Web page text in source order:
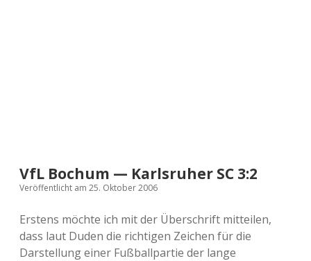
VfL Bochum — Karlsruher SC 3:2
Veröffentlicht am 25. Oktober 2006
Erstens möchte ich mit der Überschrift mitteilen,
dass laut Duden die richtigen Zeichen für die
Darstellung einer Fußballpartie der lange